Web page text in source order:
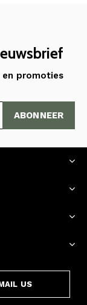
en promoties
ABONNEER
US